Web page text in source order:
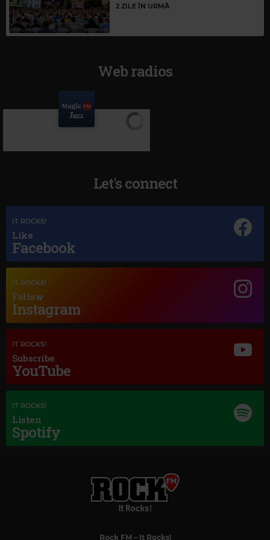
2 ZILE ÎN URMĂ
Web radios
Let's connect
IT ROCKS!
Like
Facebook
IT ROCKS!
Follow
Instagram
IT ROCKS!
Subscribe
YouTube
IT ROCKS!
Listen
Spotify
Rock FM– It Rocks!